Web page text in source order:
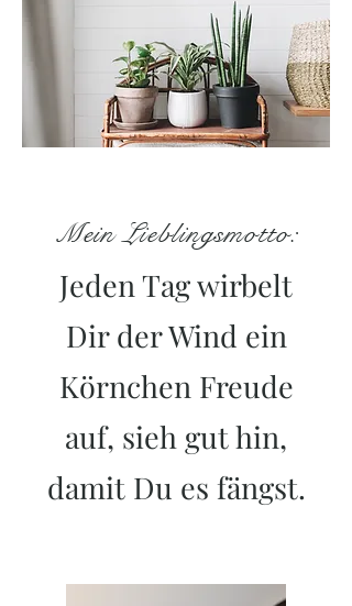
Mein Lieblingsmotto:
Jeden Tag wirbelt
Dir der Wind ein
Körnchen Freude
auf, sieh gut hin,
damit Du es fängst.